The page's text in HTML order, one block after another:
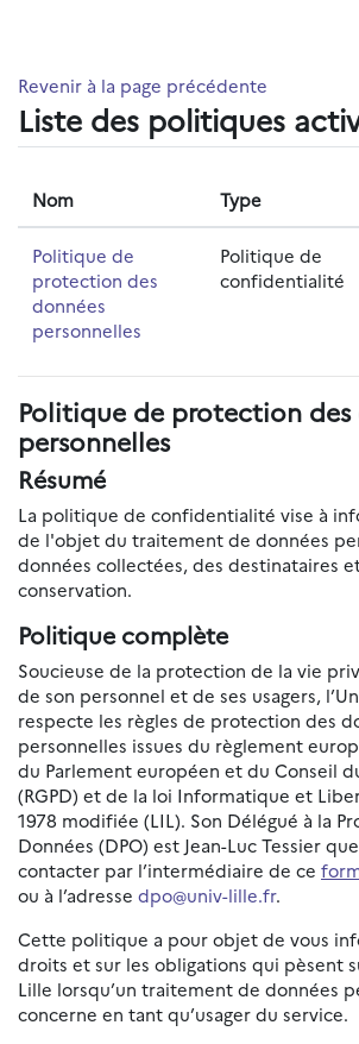
Revenir à la page précédente
Liste des politiques
Nom Type
Politique de
protection des
données
personnelles
Politique de
confidentialité
Politique de protection des
personnelles
Résumé
La politique de confidentialité vise à
de l'objet du traitement de données
données collectées, des destinataires
conservation.
Politique complète
Soucieuse de la protection de la vie
de son personnel et de ses usagers,
respecte les règles de protection des
personnelles issues du règlement
du Parlement européen et du Conseil
(RGPD) et de la loi Informatique et
1978 modifiée (LIL). Son Délégué à la
Données (DPO) est Jean-Luc Tessier
contacter par l’intermédiaire de ce
ou à l’adresse dpo@univ-lille.fr.
Cette politique a pour objet de vous
droits et sur les obligations qui pèsent
Lille lorsqu’un traitement de données
concerne en tant qu’usager du service.